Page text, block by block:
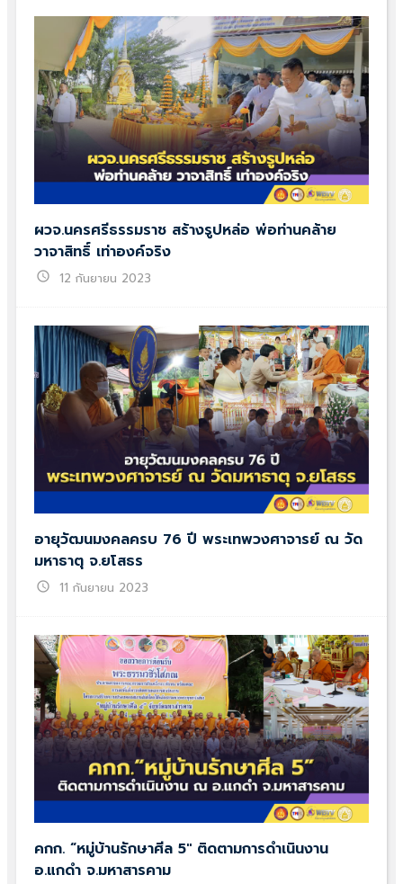
ผวจ.นครศรีธรรมราช สร้างรูปหล่อ พ่อท่านคล้าย
วาจาสิทธิ์ เท่าองค์จริง
schedule 12 กันยายน 2023
อายุวัฒนมงคลครบ 76 ปี พระเทพวงศาจารย์ ณ วัด
มหาธาตุ จ.ยโสธร
schedule 11 กันยายน 2023
คกก. “หมู่บ้านรักษาศีล 5″ ติดตามการดำเนินงาน
อ.แกดำ จ.มหาสารคาม